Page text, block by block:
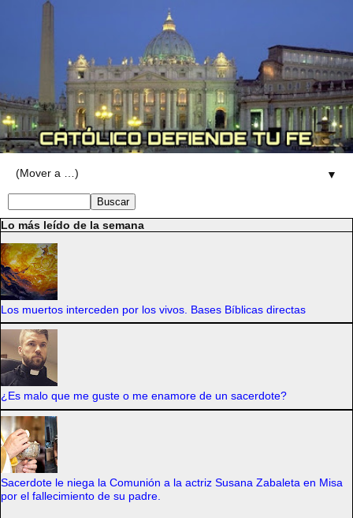
▼
Lo más leído de la semana
Los muertos interceden por los vivos. Bases Bíblicas directas
¿Es malo que me guste o me enamore de un sacerdote?
Sacerdote le niega la Comunión a la actriz Susana Zabaleta en Misa
por el fallecimiento de su padre.